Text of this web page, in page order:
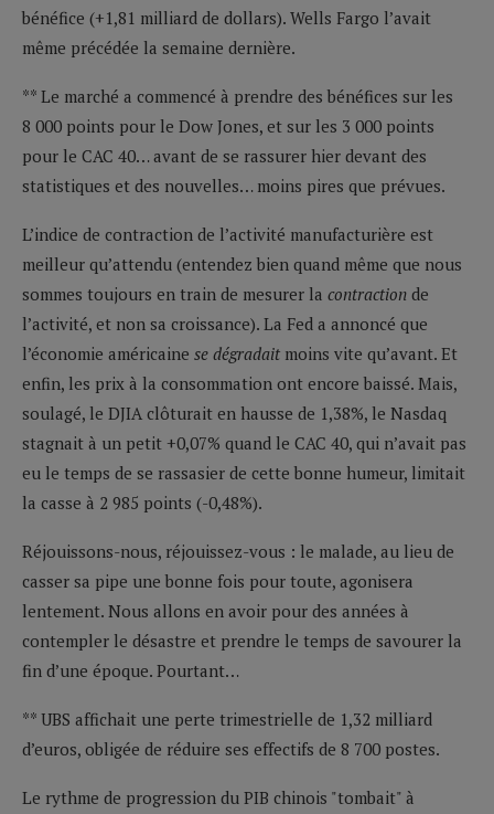
bénéfice (+1,81 milliard de dollars). Wells Fargo l’avait
même précédée la semaine dernière.
** Le marché a commencé à prendre des bénéfices sur les
8 000 points pour le Dow Jones, et sur les 3 000 points
pour le CAC 40… avant de se rassurer hier devant des
statistiques et des nouvelles… moins pires que prévues.
L’indice de contraction de l’activité manufacturière est
meilleur qu’attendu (entendez bien quand même que nous
sommes toujours en train de mesurer la contraction de
l’activité, et non sa croissance). La Fed a annoncé que
l’économie américaine se dégradait moins vite qu’avant. Et
enfin, les prix à la consommation ont encore baissé. Mais,
soulagé, le DJIA clôturait en hausse de 1,38%, le Nasdaq
stagnait à un petit +0,07% quand le CAC 40, qui n’avait pas
eu le temps de se rassasier de cette bonne humeur, limitait
la casse à 2 985 points (-0,48%).
Réjouissons-nous, réjouissez-vous : le malade, au lieu de
casser sa pipe une bonne fois pour toute, agonisera
lentement. Nous allons en avoir pour des années à
contempler le désastre et prendre le temps de savourer la
fin d’une époque. Pourtant…
** UBS affichait une perte trimestrielle de 1,32 milliard
d’euros, obligée de réduire ses effectifs de 8 700 postes.
Le rythme de progression du PIB chinois "tombait" à